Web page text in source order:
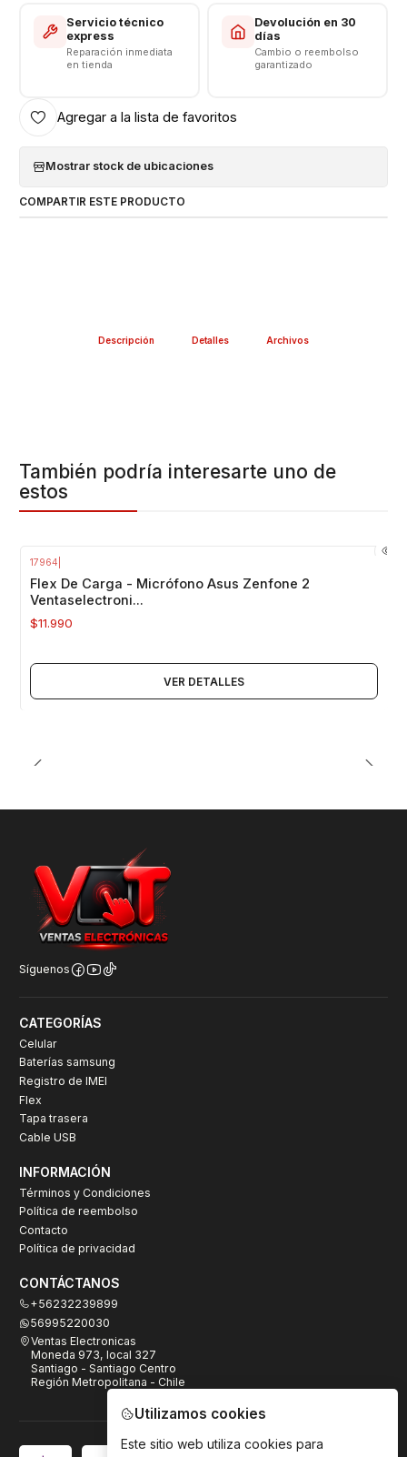
Servicio técnico
express
Reparación inmediata
en tienda
Devolución en 30
días
Cambio o reembolso
garantizado
Agregar a la lista de favoritos
Mostrar stock de ubicaciones
COMPARTIR ESTE PRODUCTO
Descripción Detalles Archivos
También podría interesarte uno de
estos
17964
Flex De Carga - Micrófono Asus Zenfone 2
Ventaselectroni...
$11.990
VER DETALLES
Síguenos
CATEGORÍAS
Celular
Baterías samsung
Registro de IMEI
Flex
Tapa trasera
Cable USB
INFORMACIÓN
Términos y Condiciones
Política de reembolso
Contacto
Política de privacidad
CONTÁCTANOS
+56232239899
56995220030
Ventas Electronicas
Moneda 973, local 327
Santiago - Santiago Centro
Región Metropolitana - Chile
Utilizamos cookies
Este sitio web utiliza cookies para